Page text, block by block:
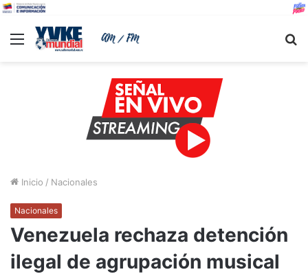
Menu
Inicio / Nacionales
Nacionales
Venezuela rechaza detención
ilegal de agrupación musical